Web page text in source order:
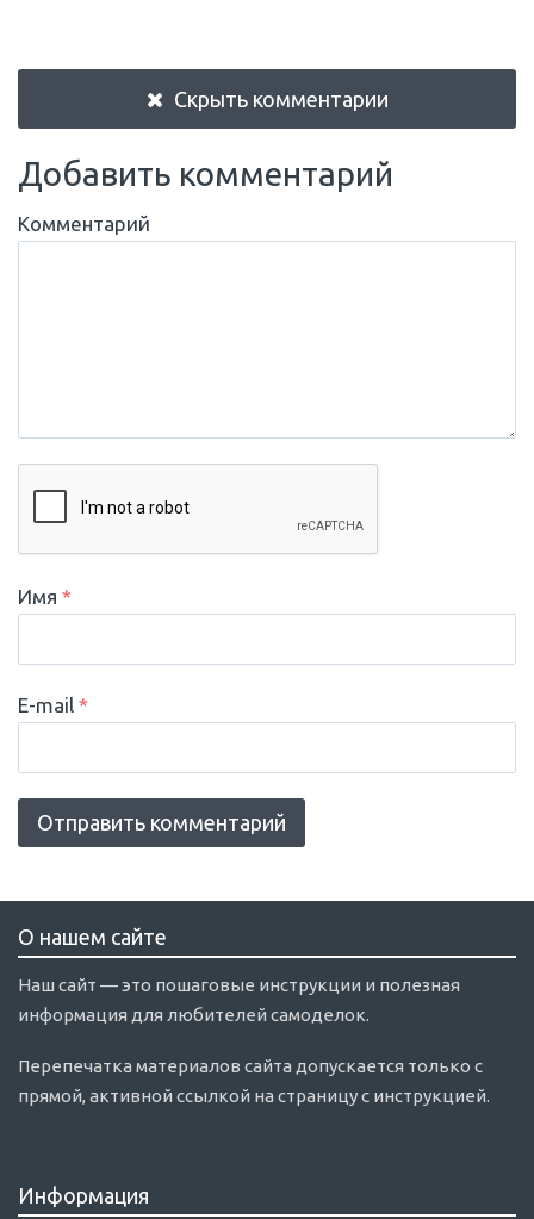
Скрыть комментарии
Добавить комментарий
Комментарий
Имя *
E-mail *
О нашем сайте
Наш сайт — это пошаговые инструкции и полезная
информация для любителей самоделок.
Перепечатка материалов сайта допускается только с
прямой, активной ссылкой на страницу с инструкцией.
Информация